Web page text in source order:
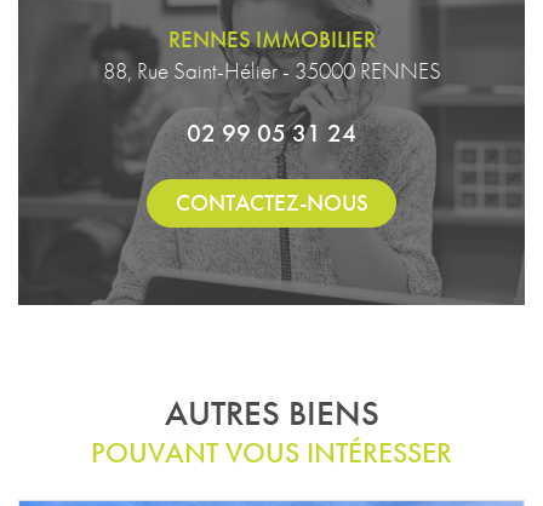
RENNES IMMOBILIER
88, Rue Saint-Hélier - 35000 RENNES
02 99 05 31 24
CONTACTEZ-NOUS
AUTRES BIENS
POUVANT VOUS INTÉRESSER